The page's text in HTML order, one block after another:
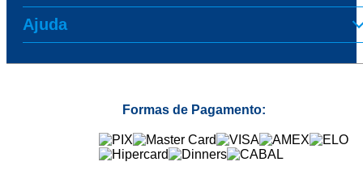
Ajuda
Formas de Pagamento: